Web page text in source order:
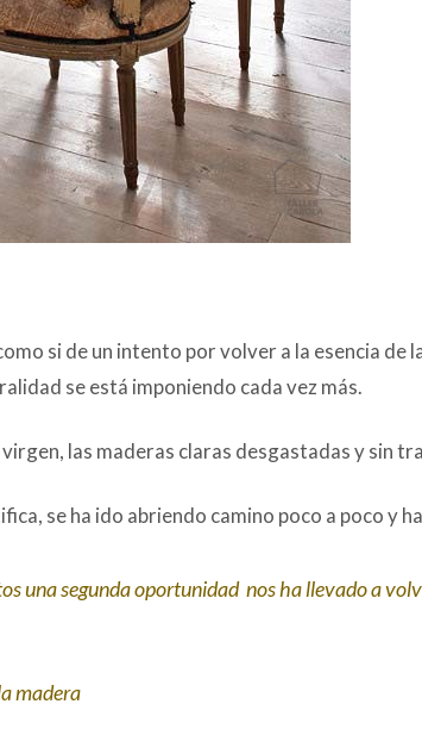
si de un intento por volver a la esencia de
se está imponiendo cada vez más.
las maderas claras desgastadas y sin
se ha ido abriendo camino poco a poco y
una segunda oportunidad nos ha llevado a
madera